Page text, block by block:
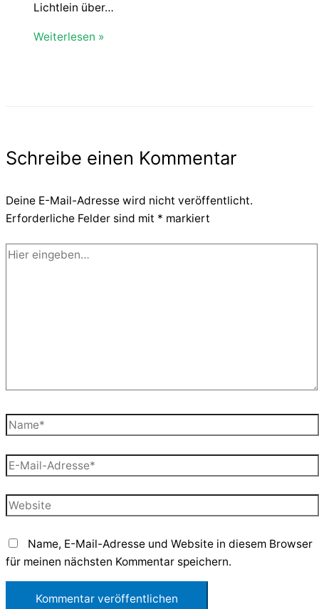
Lichtlein über…
Weiterlesen »
Schreibe einen Kommentar
Deine E-Mail-Adresse wird nicht veröffentlicht.
Erforderliche Felder sind mit * markiert
Hier
Name*
E-
Mail-
Adresse*
Website
Name, E-Mail-Adresse und Website in diesem Browser
für meinen nächsten Kommentar speichern.